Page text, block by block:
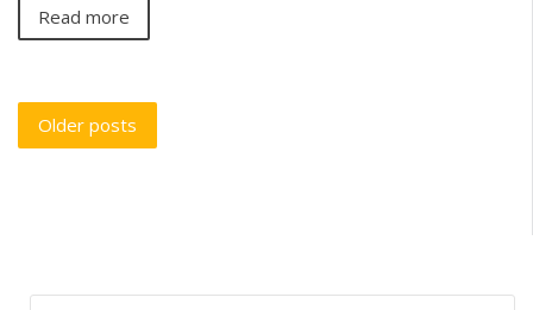
Read more
Posts
navigation
Older posts